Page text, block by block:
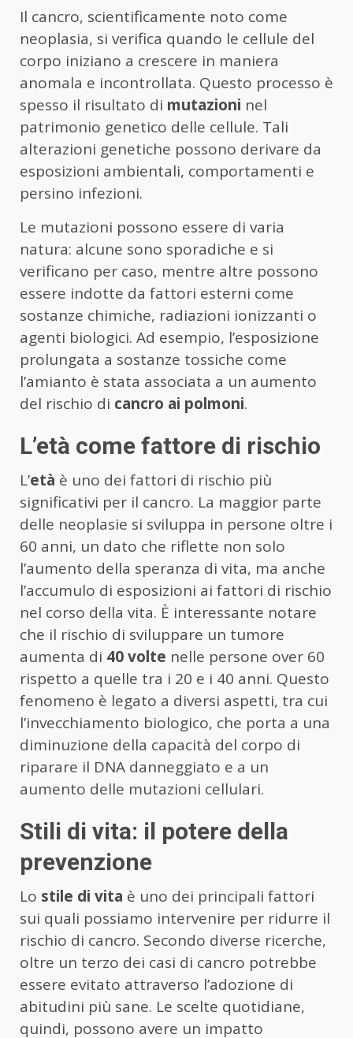
Il cancro, scientificamente noto come
neoplasia, si verifica quando le cellule del
corpo iniziano a crescere in maniera
anomala e incontrollata. Questo processo è
spesso il risultato di mutazioni nel
patrimonio genetico delle cellule. Tali
alterazioni genetiche possono derivare da
esposizioni ambientali, comportamenti e
persino infezioni.
Le mutazioni possono essere di varia
natura: alcune sono sporadiche e si
verificano per caso, mentre altre possono
essere indotte da fattori esterni come
sostanze chimiche, radiazioni ionizzanti o
agenti biologici. Ad esempio, l’esposizione
prolungata a sostanze tossiche come
l’amianto è stata associata a un aumento
del rischio di cancro ai polmoni.
L’età come fattore di rischio
L’età è uno dei fattori di rischio più
significativi per il cancro. La maggior parte
delle neoplasie si sviluppa in persone oltre i
60 anni, un dato che riflette non solo
l’aumento della speranza di vita, ma anche
l’accumulo di esposizioni ai fattori di rischio
nel corso della vita. È interessante notare
che il rischio di sviluppare un tumore
aumenta di 40 volte nelle persone over 60
rispetto a quelle tra i 20 e i 40 anni. Questo
fenomeno è legato a diversi aspetti, tra cui
l’invecchiamento biologico, che porta a una
diminuzione della capacità del corpo di
riparare il DNA danneggiato e a un
aumento delle mutazioni cellulari.
Stili di vita: il potere della
prevenzione
Lo stile di vita è uno dei principali fattori
sui quali possiamo intervenire per ridurre il
rischio di cancro. Secondo diverse ricerche,
oltre un terzo dei casi di cancro potrebbe
essere evitato attraverso l’adozione di
abitudini più sane. Le scelte quotidiane,
quindi, possono avere un impatto